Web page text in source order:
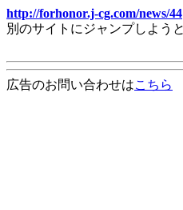
http://forhonor.j-cg.com/news/44
別のサイトにジャンプしよう
広告のお問い合わせはこちら